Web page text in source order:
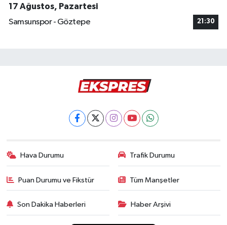
17 Ağustos, Pazartesi
Samsunspor - Göztepe
21:30
Hava Durumu Trafik Durumu
Puan Durumu ve Fikstür Tüm Manşetler
Son Dakika Haberleri Haber Arşivi